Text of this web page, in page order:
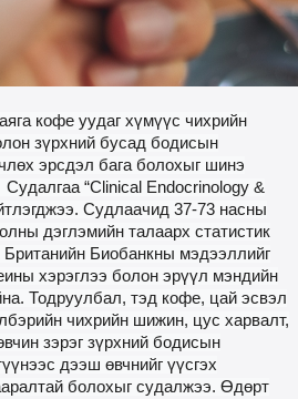
кофе уудаг хүмүүс чихрийн
зүрхний бусад бодисын
эрсдэл бага болохыг шинэ
Судалгаа “Clinical Endocrinology &
жээ. Судлаачид 37-73 насны
дэглэмийн талаарх статистик
Биобанкны мэдээллийг
хэрэглээ болон эрүүл мэндийн
Тодруулбал, тэд кофе, цай эсвэл
чихрийн шижин, цус харвалт,
зэрэг зүрхний бодисын
дээш өвчнийг үүсгэх
болохыг судалжээ. Өдөрт